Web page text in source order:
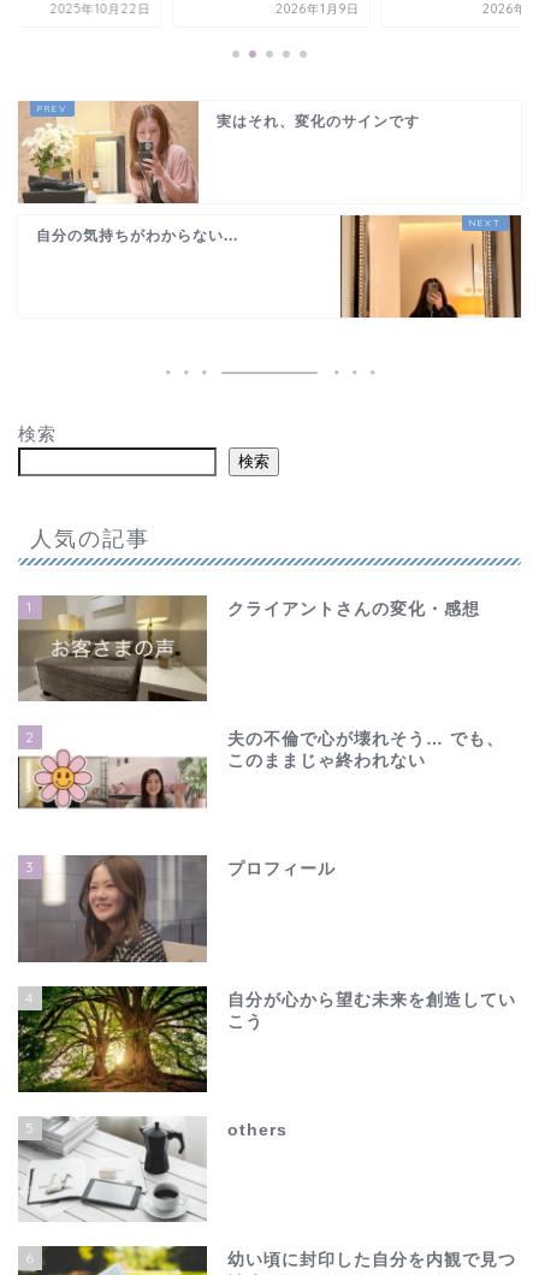
2025年10月22日 2026年1月9日 2026年8
実はそれ、変化のサインです
自分の気持ちがわからない...
検索
検索
人気の記事
1 クライアントさんの変化・感想
2
夫の不倫で心が壊れそう… でも、
このままじゃ終われない
3 プロフィール
4
自分が心から望む未来を創造してい
こう
5 others
6
幼い頃に封印した自分を内観で見つ
夫の不倫で心が壊れそう…
でも、このままじゃ終わ